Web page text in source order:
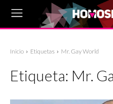
Inicio Etiquetas Mr. Gay World
Etiqueta: Mr.